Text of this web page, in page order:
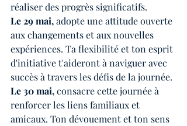
réaliser des progrès significatifs.
Le 29 mai, adopte une attitude ouverte
aux changements et aux nouvelles
expériences. Ta flexibilité et ton esprit
d'initiative t'aideront à naviguer avec
succès à travers les défis de la journée.
Le 30 mai, consacre cette journée à
renforcer les liens familiaux et
amicaux. Ton dévouement et ton sens